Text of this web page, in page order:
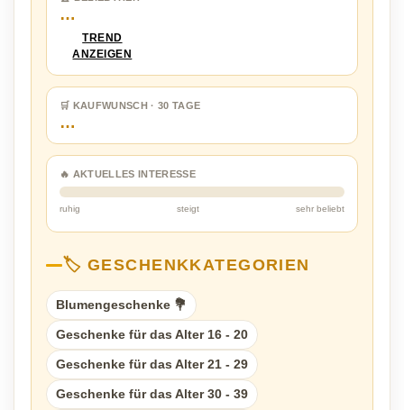
…
TREND
ANZEIGEN
🛒 KAUFWUNSCH · 30 TAGE
…
🔥 AKTUELLES INTERESSE
ruhig steigt sehr beliebt
🏷️ GESCHENKKATEGORIEN
Blumengeschenke 💐
Geschenke für das Alter 16 - 20
Geschenke für das Alter 21 - 29
Geschenke für das Alter 30 - 39